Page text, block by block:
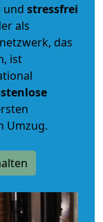
und stressfrei
als
das
ist
Umzug.